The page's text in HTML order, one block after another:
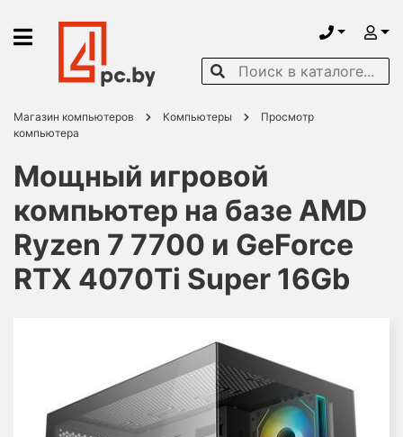
Магазин компьютеров Компьютеры
Просмотр
компьютера
Мощный игровой
компьютер на базе AMD
Ryzen 7 7700 и GeForce
RTX 4070Ti Super 16Gb